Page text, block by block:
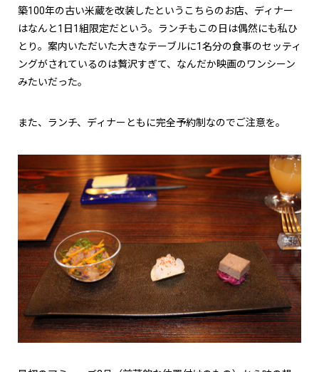
築100年の古い米蔵を改装したというこちらのお店、ディナー
はなんと1日1組限定だという。ランチもこの日は偶然にも私ひ
とり。案内いただいた大きなテーブルに1名分の食事のセッティ
ングがされているのは贅沢すぎて、なんだか映画のワンシーン
みたいだった。
また、ランチ、ディナーともに完全予約制なのでご注意を。